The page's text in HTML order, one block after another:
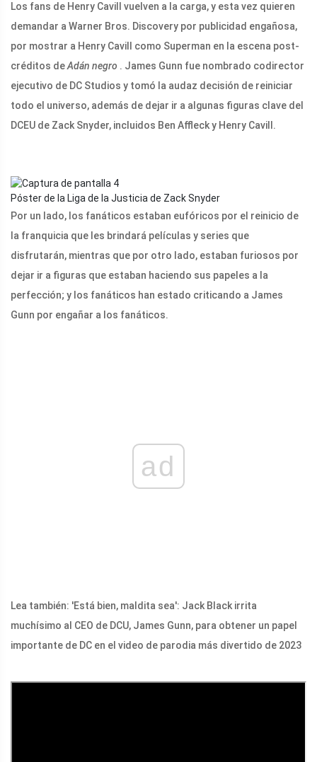
Los fans de Henry Cavill vuelven a la carga, y esta vez quieren
demandar a Warner Bros. Discovery por publicidad engañosa,
por mostrar a Henry Cavill como Superman en la escena post-
créditos deAdán negro . James Gunn fue nombrado codirector
ejecutivo de DC Studios y tomó la audaz decisión de reiniciar
todo el universo, además de dejar ir a algunas figuras clave del
DCEU de Zack Snyder, incluidos Ben Affleck y Henry Cavill.
Póster de la Liga de la Justicia de Zack Snyder
Por un lado, los fanáticos estaban eufóricos por el reinicio de
la franquicia que les brindará películas y series que
disfrutarán, mientras que por otro lado, estaban furiosos por
dejar ir a figuras que estaban haciendo sus papeles a la
perfección; y los fanáticos han estado criticando a James
Gunn por engañar a los fanáticos.
ad
Lea también: 'Está bien, maldita sea': Jack Black irrita
muchísimo al CEO de DCU, James Gunn, para obtener un papel
importante de DC en el video de parodia más divertido de 2023